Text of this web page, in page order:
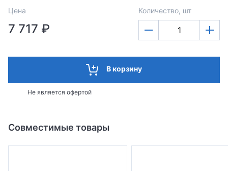
Цена
7 717 ₽
Количество, шт
В корзину
Не является офертой
Совместимые товары